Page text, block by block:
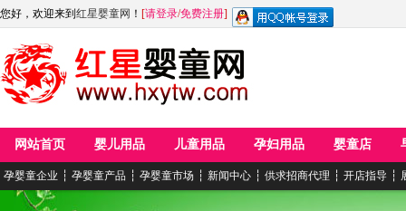
您好，欢迎来到 红星婴童网 ！ [请登录/免费注册]
网站首页 婴儿用品 儿童用品 孕妇用品 婴童店
孕婴童企业 ┆ 孕婴童产品 ┆ 孕婴童市场 ┆ 新闻中心 ┆ 供求招商代理 ┆ 开店指导 ┆